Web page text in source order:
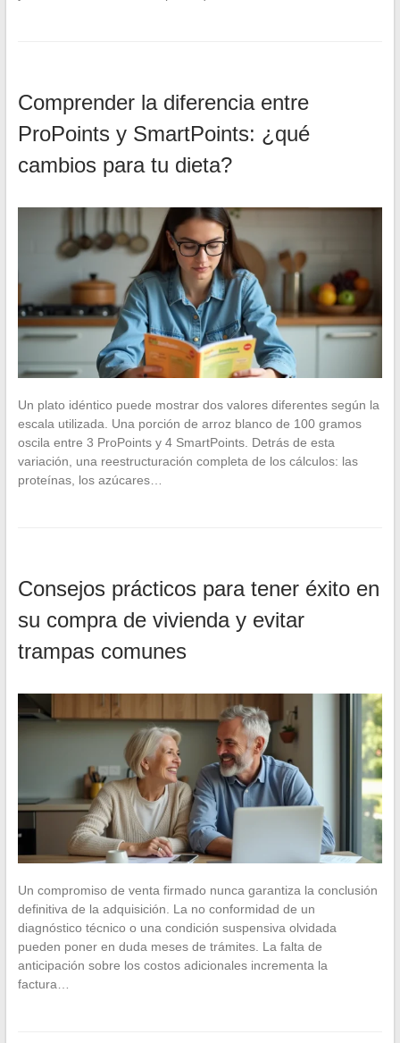
Comprender la diferencia entre
ProPoints y SmartPoints: ¿qué
cambios para tu dieta?
Un plato idéntico puede mostrar dos valores diferentes según la
escala utilizada. Una porción de arroz blanco de 100 gramos
oscila entre 3 ProPoints y 4 SmartPoints. Detrás de esta
variación, una reestructuración completa de los cálculos: las
proteínas, los azúcares…
Consejos prácticos para tener éxito en
su compra de vivienda y evitar
trampas comunes
Un compromiso de venta firmado nunca garantiza la conclusión
definitiva de la adquisición. La no conformidad de un
diagnóstico técnico o una condición suspensiva olvidada
pueden poner en duda meses de trámites. La falta de
anticipación sobre los costos adicionales incrementa la
factura…